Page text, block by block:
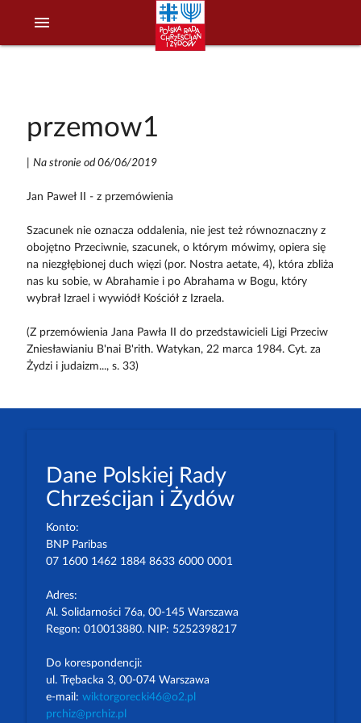
menu
przemow1
Na stronie od 06/06/2019
Jan Paweł II - z przemówienia
Szacunek nie oznacza oddalenia, nie jest też równoznaczny z
obojętno Przeciwnie, szacunek, o którym mówimy, opiera się
na niezgłębionej duch więzi (por. Nostra aetate, 4), która zbliża
nas ku sobie, w Abrahamie i po Abrahama w Bogu, który
wybrał Izrael i wywiódł Kościół z Izraela.
(Z przemówienia Jana Pawła II do przedstawicieli Ligi Przeciw
Zniesławianiu B'nai B'rith. Watykan, 22 marca 1984. Cyt. za
Żydzi i judaizm..., s. 33)
Dane Polskiej Rady
Chrześcijan i Żydów
Konto:
BNP Paribas
07 1600 1462 1884 8633 6000 0001
Adres:
Al. Solidarności 76a, 00-145 Warszawa
Regon: 010013880. NIP: 5252398217
Do korespondencji:
ul. Trębacka 3, 00-074 Warszawa
e-mail: wiktorgorecki46@o2.pl
prchiz@prchiz.pl